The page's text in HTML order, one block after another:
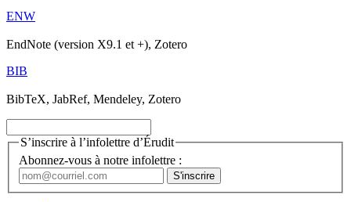
ENW
EndNote (version X9.1 et +), Zotero
BIB
BibTeX, JabRef, Mendeley, Zotero
S’inscrire à l’infolettre d’Érudit
Abonnez-vous à notre infolettre :